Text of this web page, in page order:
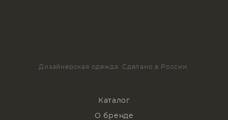
Дизайнерская одежда. Сделано в России.
Каталог
О бренде